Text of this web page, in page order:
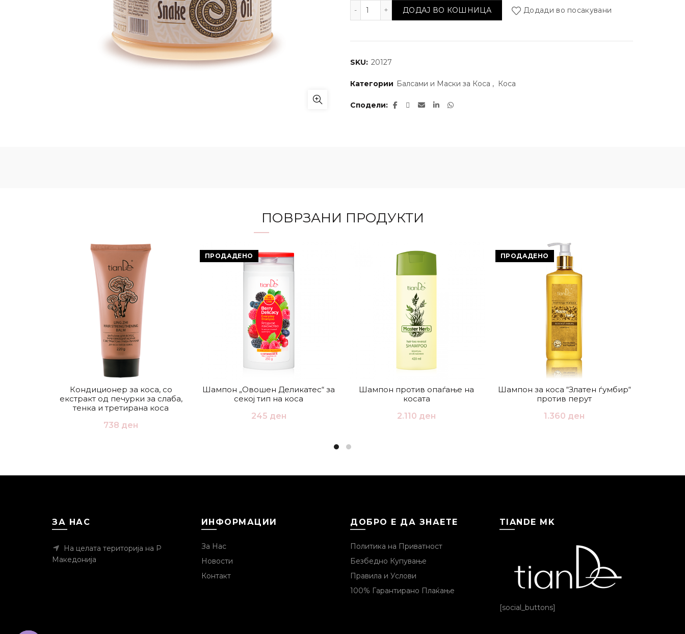
Маска за коса Snake Oil количина
ДОДАЈ ВО КОШНИЦА Додади во посакувани
SKU: 20127
Категории Балсами и Маски за Коса , Коса
Сподели
ПОВРЗАНИ ПРОДУКТИ
Кондиционер за коса, со
екстракт од печурки за слаба,
тенка и третирана коса
738 ден
ПРОДАДЕНО
Шампон „Овошен Деликатес“ за
секој тип на коса
245 ден
Шампон против опаѓање на
косата
2.110 ден
ПРОДАДЕНО
Шампон за коса “Златен ѓумбир“
против перут
1.360 ден
ЗА НАС
На целата територија на Р
Македонија
ИНФОРМАЦИИ
За Нас
Новости
Контакт
ДОБРО Е ДА ЗНАЕТЕ
Политика на Приватност
Безбедно Купување
Правила и Услови
100% Гарантирано Плаќање
TIANDE MK
[social_buttons]